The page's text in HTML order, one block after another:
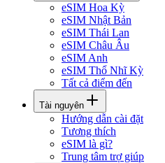
eSIM Hoa Kỳ
eSIM Nhật Bản
eSIM Thái Lan
eSIM Châu Âu
eSIM Anh
eSIM Thổ Nhĩ Kỳ
Tất cả điểm đến
Tài nguyên
Hướng dẫn cài đặt
Tương thích
eSIM là gì?
Trung tâm trợ giúp